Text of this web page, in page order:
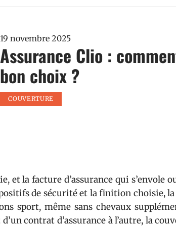
19 novembre 2025
Assurance Clio :
bon choix ?
COUVERTURE
et la facture d’assurance qui s’envole
de sécurité et la finition choisie,
sport, même sans chevaux
contrat d’assurance à l’autre, la